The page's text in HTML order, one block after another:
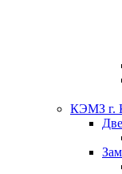
КЭМЗ г.